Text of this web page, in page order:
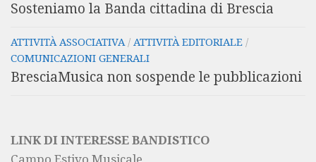
Sosteniamo la Banda cittadina di Brescia
ATTIVITÀ ASSOCIATIVA/ ATTIVITÀ EDITORIALE /
COMUNICAZIONI GENERALI
BresciaMusica non sospende le pubblicazioni
LINK DI INTERESSE BANDISTICO